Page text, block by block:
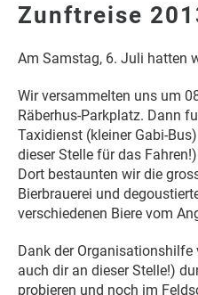
Zunftreise
Am Samstag, 6. Juli hatten
Wir versammelten uns um
Räberhus-Parkplatz. Dann
Taxidienst (kleiner Gabi-
dieser Stelle für das
Dort bestaunten wir die
Bierbrauerei und
verschiedenen Biere vom
Dank der Organisationshilfe
auch dir an dieser Stelle!)
probieren und noch im